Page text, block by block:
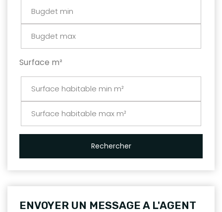
Surface m²
Rechercher
ENVOYER UN MESSAGE A L'AGENT